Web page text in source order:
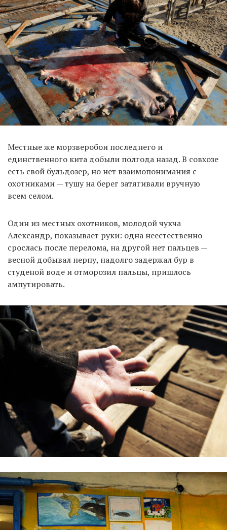
Местные же морзверобои последнего и
единственного кита добыли полгода назад. В совхозе
есть свой бульдозер, но нет взаимопонимания с
охотниками — тушу на берег затягивали вручную
всем селом.
Один из местных охотников, молодой чукча
Александр, показывает руки: одна неестественно
срослась после перелома, на другой нет пальцев —
весной добывал нерпу, надолго задержал бур в
студеной воде и отморозил пальцы, пришлось
ампутировать.